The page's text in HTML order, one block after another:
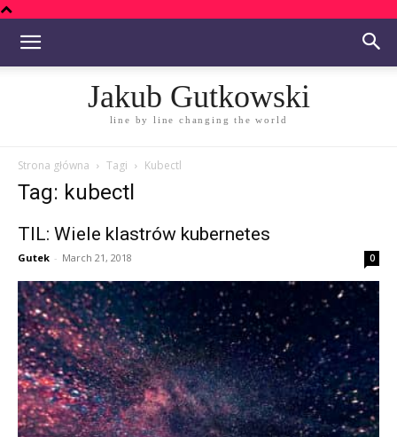
Jakub Gutkowski
line by line changing the world
Strona główna Tagi Kubectl
Tag: kubectl
TIL: Wiele klastrów kubernetes
Gutek - March 21, 2018 0